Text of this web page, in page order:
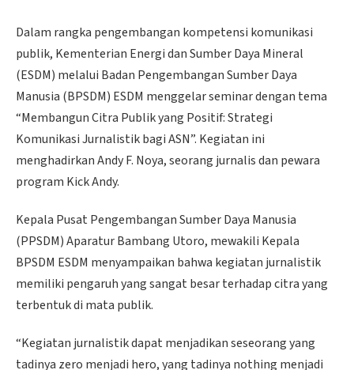
Dalam rangka pengembangan kompetensi komunikasi
publik, Kementerian Energi dan Sumber Daya Mineral
(ESDM) melalui Badan Pengembangan Sumber Daya
Manusia (BPSDM) ESDM menggelar seminar dengan tema
“Membangun Citra Publik yang Positif: Strategi
Komunikasi Jurnalistik bagi ASN”. Kegiatan ini
menghadirkan Andy F. Noya, seorang jurnalis dan pewara
program Kick Andy.
Kepala Pusat Pengembangan Sumber Daya Manusia
(PPSDM) Aparatur Bambang Utoro, mewakili Kepala
BPSDM ESDM menyampaikan bahwa kegiatan jurnalistik
memiliki pengaruh yang sangat besar terhadap citra yang
terbentuk di mata publik.
“Kegiatan jurnalistik dapat menjadikan seseorang yang
tadinya zero menjadi hero, yang tadinya nothing menjadi